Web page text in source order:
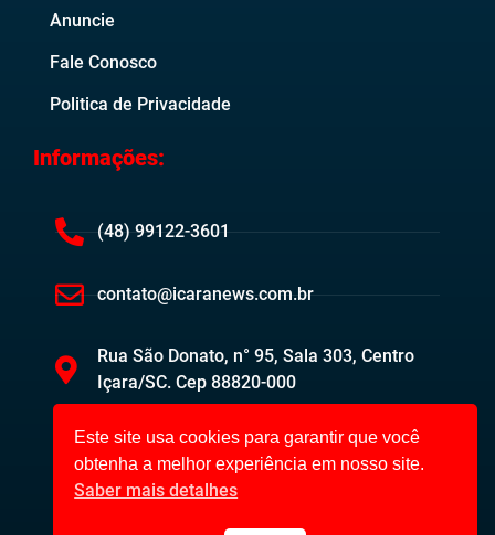
Anuncie
Fale Conosco
Politica de Privacidade
Informações:
(48) 99122-3601
contato@icaranews.com.br
Rua São Donato, n° 95, Sala 303, Centro
Içara/SC. Cep 88820-000
Este site usa cookies para garantir que você
obtenha a melhor experiência em nosso site.
Saber mais detalhes